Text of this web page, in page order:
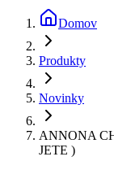
Domov
Produkty
Novinky
ANNONA
JETE )